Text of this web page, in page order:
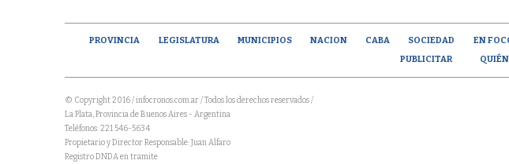
PROVINCIA LEGISLATURA MUNICIPIOS NACION CABA SOCIEDAD EN
PUBLICITAR
© Copyright 2016 / infocronos.com.ar / Todos los derechos reservados /
La Plata, Provincia de Buenos Aires - Argentina
Teléfonos: 221 546-5634
Propietario y Director Responsable: Juan Alfaro
Registro DNDA en tramite